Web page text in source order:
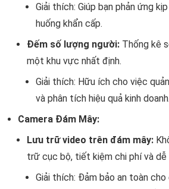
Giải thích: Giúp bạn phản ứng
huống khẩn cấp.
Đếm số lượng người: Thống kê
một khu vực nhất định.
Giải thích: Hữu ích cho việc
và phân tích hiệu quả kinh doanh.
Camera Đám Mây:
Lưu trữ video trên đám mây:
trữ cục bộ, tiết kiệm chi phí và
Giải thích: Đảm bảo an toàn